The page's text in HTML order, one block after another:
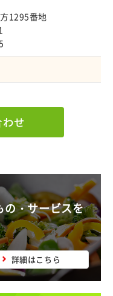
1295番地
せ
の・サービスを
詳細はこちら